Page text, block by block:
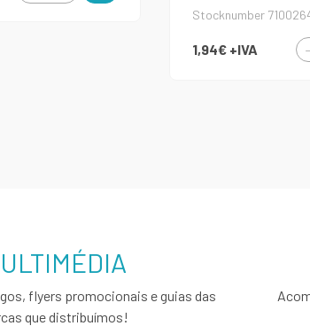
Stocknumber
1,94€ +IVA
flyers promocionais e guias das
que distribuímos!